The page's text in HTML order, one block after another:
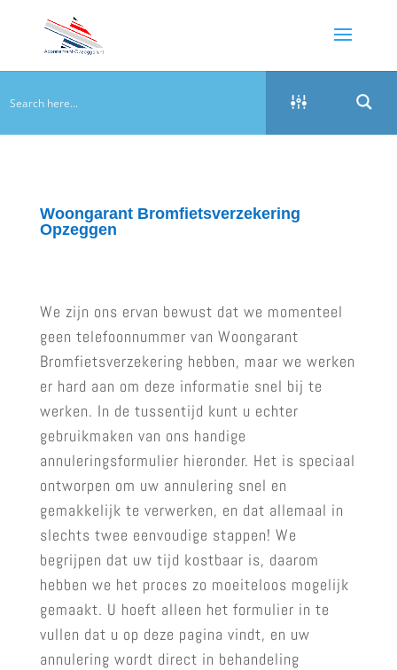
Woongarant Bromfietsverzekering
Opzeggen
We zijn ons ervan bewust dat we momenteel
geen telefoonnummer van Woongarant
Bromfietsverzekering hebben, maar we werken
er hard aan om deze informatie snel bij te
werken. In de tussentijd kunt u echter
gebruikmaken van ons handige
annuleringsformulier hieronder. Het is speciaal
ontworpen om uw annulering snel en
gemakkelijk te verwerken, en dat allemaal in
slechts twee eenvoudige stappen! We
begrijpen dat uw tijd kostbaar is, daarom
hebben we het proces zo moeiteloos mogelijk
gemaakt. U hoeft alleen het formulier in te
vullen dat u op deze pagina vindt, en uw
annulering wordt direct in behandeling